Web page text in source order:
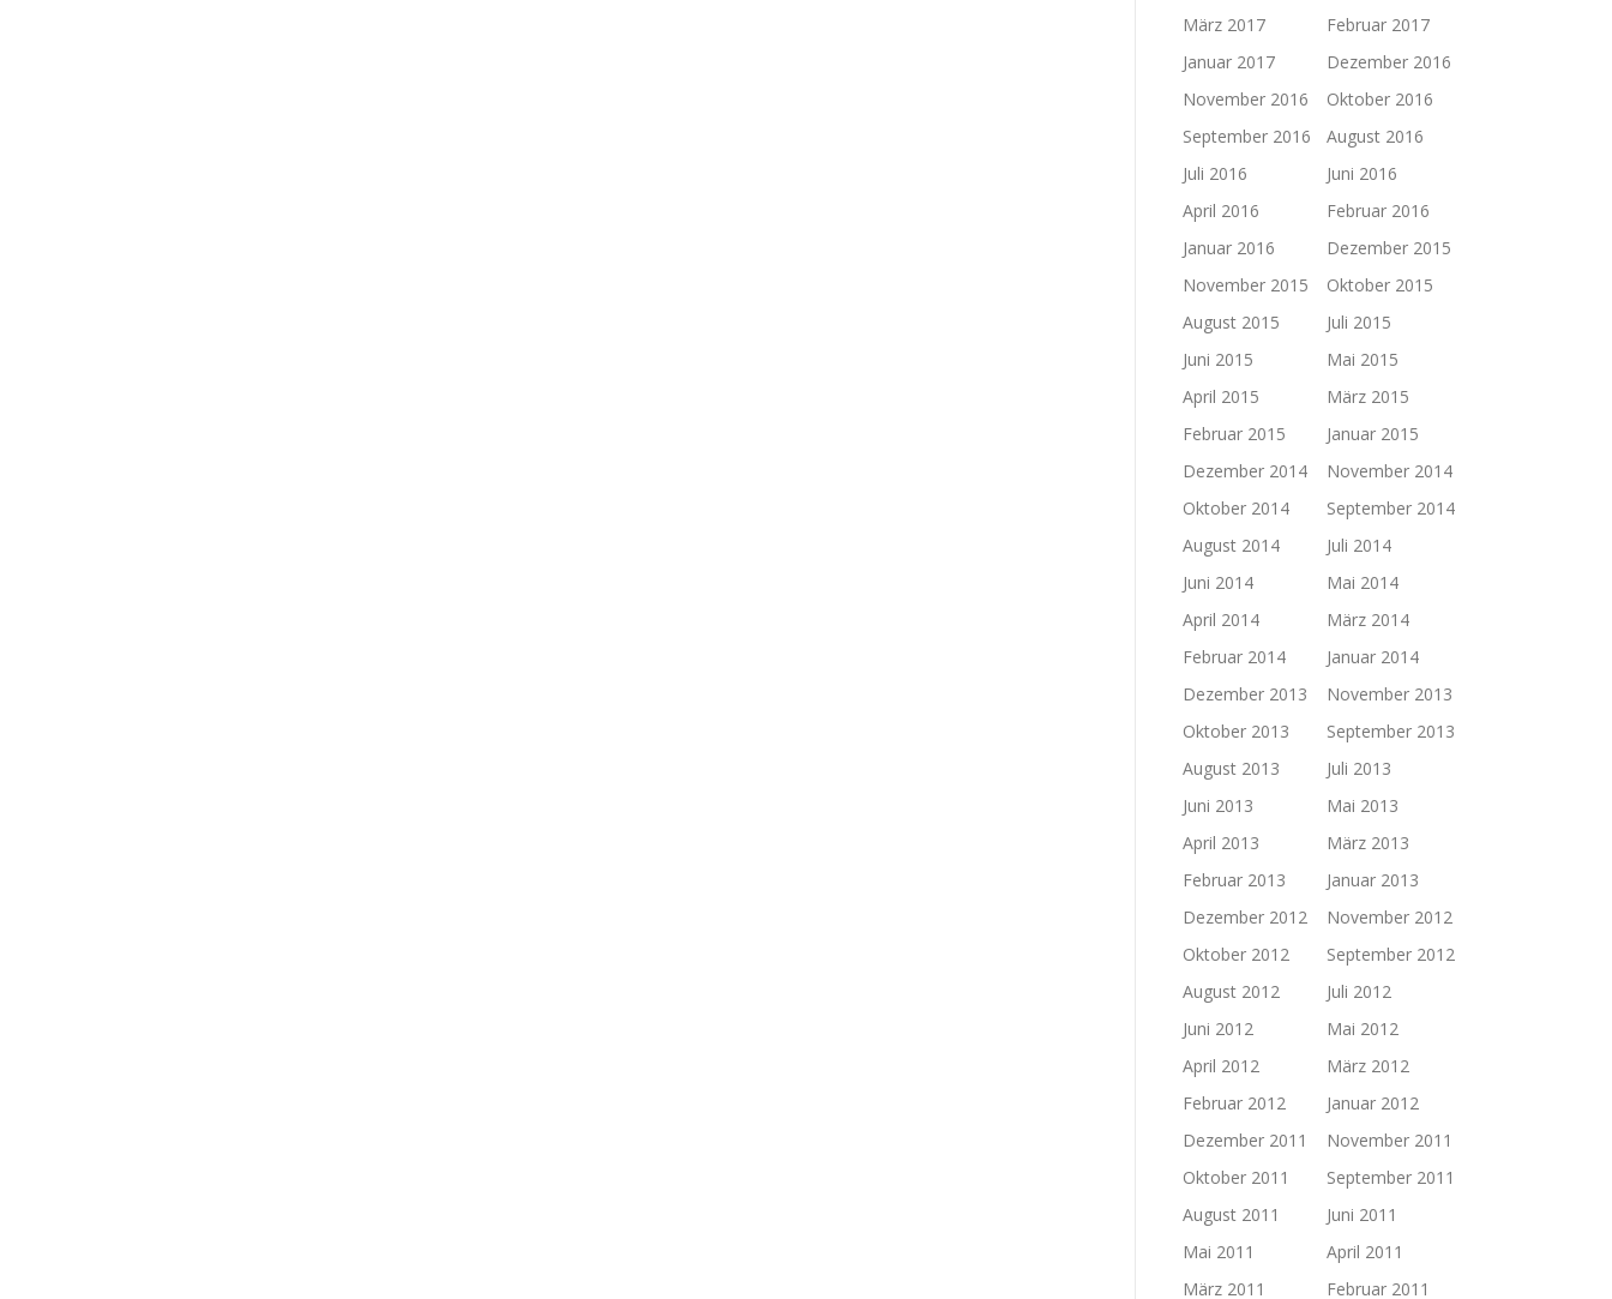
März 2017
Februar 2017
Januar 2017
Dezember 2016
November 2016
Oktober 2016
September 2016
August 2016
Juli 2016
Juni 2016
April 2016
Februar 2016
Januar 2016
Dezember 2015
November 2015
Oktober 2015
August 2015
Juli 2015
Juni 2015
Mai 2015
April 2015
März 2015
Februar 2015
Januar 2015
Dezember 2014
November 2014
Oktober 2014
September 2014
August 2014
Juli 2014
Juni 2014
Mai 2014
April 2014
März 2014
Februar 2014
Januar 2014
Dezember 2013
November 2013
Oktober 2013
September 2013
August 2013
Juli 2013
Juni 2013
Mai 2013
April 2013
März 2013
Februar 2013
Januar 2013
Dezember 2012
November 2012
Oktober 2012
September 2012
August 2012
Juli 2012
Juni 2012
Mai 2012
April 2012
März 2012
Februar 2012
Januar 2012
Dezember 2011
November 2011
Oktober 2011
September 2011
August 2011
Juni 2011
Mai 2011
April 2011
März 2011
Februar 2011